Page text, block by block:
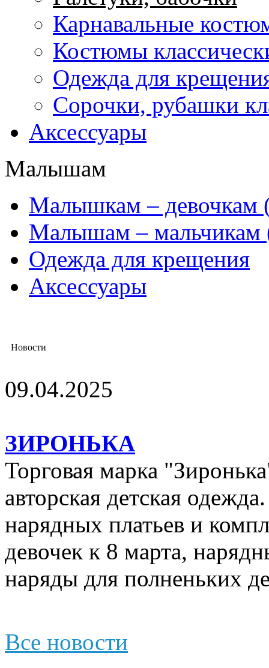
Карнавальные
Костюмы
Одежда для
Сорочки, рубашки
Аксессуары
Малышам
Mалышкам – девочкам
Малышам – мальчикам
Одежда для крещения
Аксессуары
Новости
09.04.2025
ЗИРОНЬКА
Торговая марка
авторская детская
нарядных платьев и
девочек к 8 марта,
наряды для полненьких
Все новости